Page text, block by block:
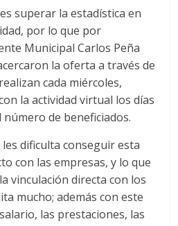
superar la estadística en
por lo que por
Municipal Carlos Peña
la oferta a través de
cada miércoles,
la actividad virtual los días
de beneficiados.
dificulta conseguir esta
con las empresas, y lo que
vinculación directa con los
mucho; además con este
las prestaciones, las